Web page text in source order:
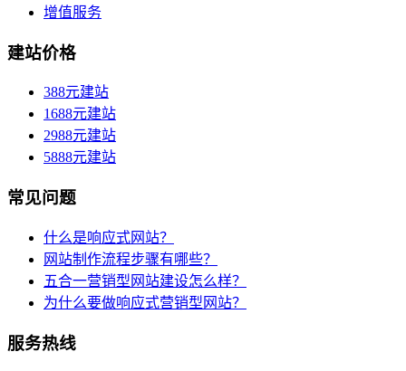
增值服务
建站价格
388元建站
1688元建站
2988元建站
5888元建站
常见问题
什么是响应式网站？
网站制作流程步骤有哪些？
五合一营销型网站建设怎么样？
为什么要做响应式营销型网站？
服务热线